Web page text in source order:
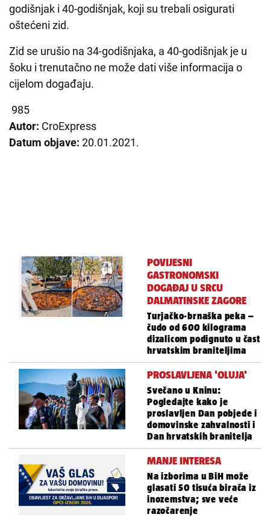
godišnjak i 40-godišnjak, koji su trebali osigurati
oštećeni zid.
Zid se urušio na 34-godišnjaka, a 40-godišnjak je u
šoku i trenutačno ne može dati više informacija o
cijelom događaju.
985
Autor: CroExpress
Datum objave: 20.01.2021.
POVIJESNI
GASTRONOMSKI
DOGAĐAJ U SRCU
DALMATINSKE ZAGORE
Turjačko-brnaška peka –
čudo od 600 kilograma
dizalicom podignuto u čast
hrvatskim braniteljima
PROSLAVLJENA 'OLUJA'
Svečano u Kninu:
Pogledajte kako je
proslavljen Dan pobjede i
domovinske zahvalnosti i
Dan hrvatskih branitelja
MANJE INTERESA
Na izborima u BiH može
glasati 50 tisuća birača iz
inozemstva; sve veće
razočarenje